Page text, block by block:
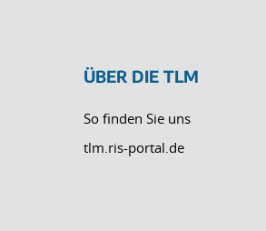
ÜBER DIE TLM
So finden Sie uns
tlm.ris-portal.de